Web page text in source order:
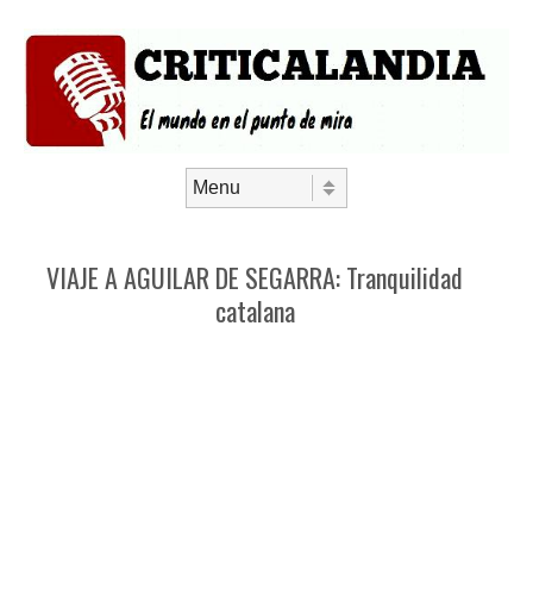
VIAJE A AGUILAR DE SEGARRA: Tranquilidad
catalana